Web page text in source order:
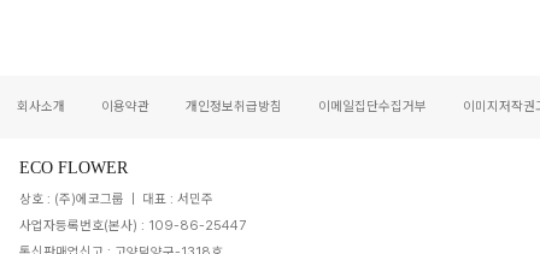
회사소개 이용약관 개인정보취급방침 이메일집단수집거부 이미지저작권
ECO FLOWER
상호 : (주)에코그룹 | 대표 : 서민주
사업자등록번호(본사) : 109-86-25447